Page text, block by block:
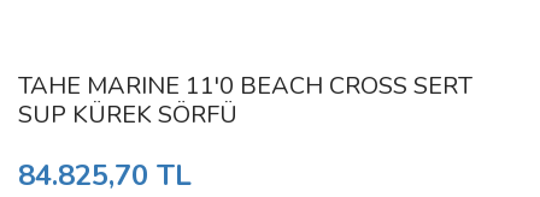
TAHE MARINE 11'0 BEACH CROSS SERT
SUP KÜREK SÖRFÜ
84.825,70 TL